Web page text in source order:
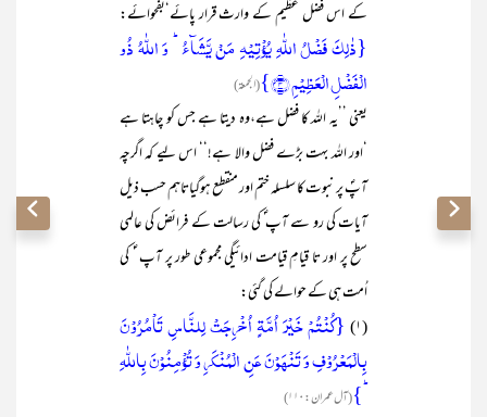
کے اس فضل عظیم کے وارث قرار پائے‘بفحوائے:
{ذٰلِکَ فَضۡلُ اللّٰہِ یُؤۡتِیۡہِ مَنۡ یَّشَآءُ ؕ وَ اللّٰہُ ذُو
الۡفَضۡلِ الۡعَظِیۡمِ ﴿۴﴾}
(الجمعۃ)
یعنی ’’یہ اللہ کا فضل ہے،وہ دیتا ہے جس کو چاہتا ہے
‘اور اللہ بہت بڑے فضل والا ہے!‘‘ اس لیے کہ اگرچہ
آپؐ پر نبوت کا سلسلہ ختم اور منقطع ہوگیاتاہم حسب ذیل
آیات کی رو سے آپ ؐ کی رسالت کے فرائض کی عالمی
سطح پر اور تا قیامِ قیامت ادائیگی مجموعی طور پر آپ ‘ؐ کی
اُمت ہی کے حوالے کی گئی:
(۱)
{کُنۡتُمۡ خَیۡرَ اُمَّۃٍ اُخۡرِجَتۡ لِلنَّاسِ تَاۡمُرُوۡنَ
بِالۡمَعۡرُوۡفِ وَ تَنۡہَوۡنَ عَنِ الۡمُنۡکَرِ وَ تُؤۡمِنُوۡنَ بِاللّٰہِ
ؕ}(آل عمران : ۱۱۰)